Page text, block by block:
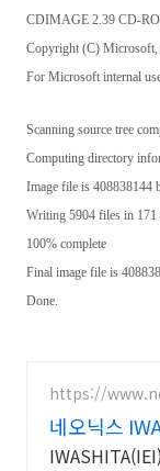
CDIMAGE 2.39 CD-
Copyright (C)
For Microsoft internal
Scanning source tree
Computing directory
Image file is 408838144
Writing 5904 files in 171
100% complete
Final image file is
Done.
https://
네오닉스